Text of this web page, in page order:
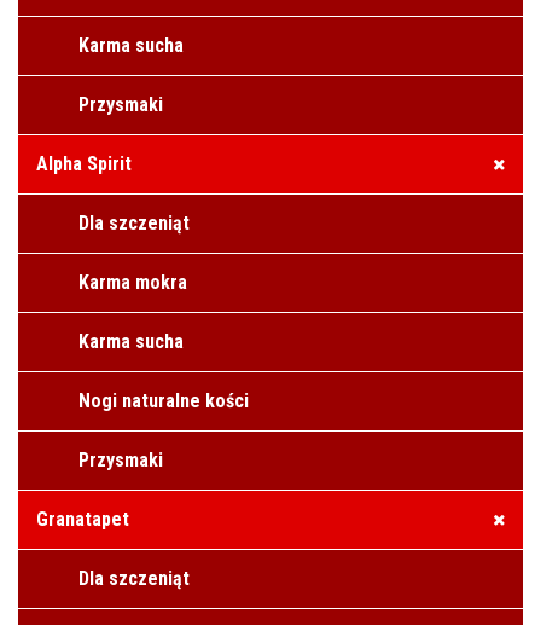
Karma sucha
Przysmaki
Alpha Spirit
Dla szczeniąt
Karma mokra
Karma sucha
Nogi naturalne kości
Przysmaki
Granatapet
Dla szczeniąt